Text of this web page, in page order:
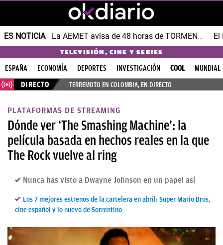
ES NOTICIA La AEMET avisa de 48 horas de TORMENTAS y GRANIZO
TELEVISIÓN, CINE Y SERIES
ESPAÑA ECONOMÍA DEPORTES INVESTIGACIÓN COOL
MUNDIAL
DIRECTO
TERREMOTO EN COLOMBIA, EN DIRECTO
PLATAFORMAS DE STREAMING
Dónde ver ‘The Smashing Machine’: la
película basada en hechos reales en la que
The Rock vuelve al ring
Nunca has visto a Dwayne Johnson en un papel así
Los 7 mejores estrenos de la cartelera en abril: Super Mario Bros,
cine español y lo nuevo de Sorrentino